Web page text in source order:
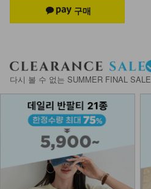
12,900
8,280
KOA-T-16/더블끈나시
13,900 9,900 29%
NKA62-A-1/에어 브라캡 끈나시
13,900
다시 볼 수 없는 SUMMER FINAL SALE